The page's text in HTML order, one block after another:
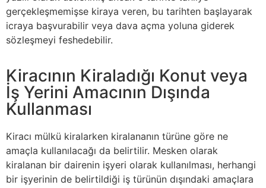
gerçekleşmemişse kiraya veren, bu tarihten başlayarak
icraya başvurabilir veya dava açma yoluna giderek
sözleşmeyi feshedebilir.
Kiracının Kiraladığı Konut veya
İş Yerini Amacının Dışında
Kullanması
Kiracı mülkü kiralarken kiralananın türüne göre ne
amaçla kullanılacağı da belirtilir. Mesken olarak
kiralanan bir dairenin işyeri olarak kullanılması, herhangi
bir işyerinin de belirtildiği iş türünün dışındaki amaçlara